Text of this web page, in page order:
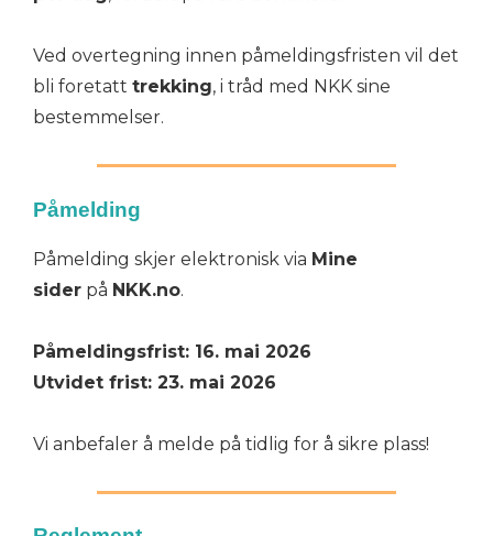
Ved overtegning innen påmeldingsfristen vil det
bli foretatt trekking, i tråd med NKK sine
bestemmelser.
Påmelding
Påmelding skjer elektronisk via Mine
sider på NKK.no.
Påmeldingsfrist: 16. mai 2026
Utvidet frist: 23. mai 2026
Vi anbefaler å melde på tidlig for å sikre plass!